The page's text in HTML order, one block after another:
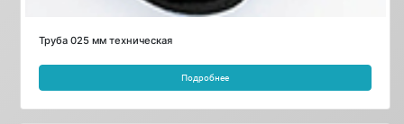
Труба 025 мм техническая
Подробнее